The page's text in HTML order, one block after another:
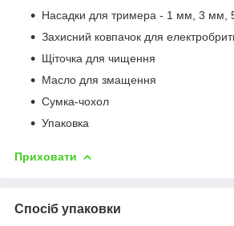
Насадки для тримера - 1 мм, 3 мм,
Захисний ковпачок для
Щіточка для чищення
Масло для змащення
Сумка-чохол
Упаковка
Приховати
Спосіб упаковки